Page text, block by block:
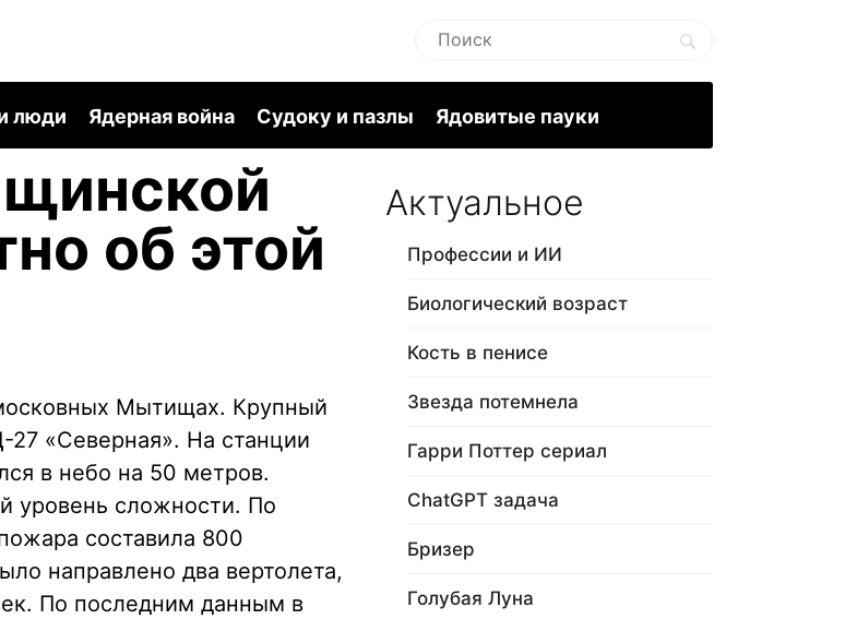
люди Ядерная война Судоку и пазлы Ядовитые пауки
об этой
Мытищах. Крупный
27 «Северная». На станции
в небо на 50 метров.
уровень сложности. По
составила 800
направлено два вертолета,
По последним данным в
Актуальное
Профессии и ИИ
Биологический возраст
Кость в пенисе
Звезда потемнела
Гарри Поттер сериал
ChatGPT задача
Бризер
Голубая Луна